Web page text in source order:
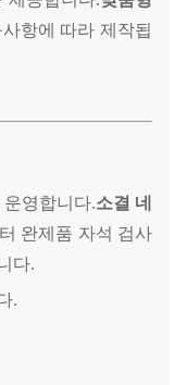
항에 따라 제작됩
운영합니다.소결 네
완제품 자석 검사
다.
.